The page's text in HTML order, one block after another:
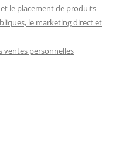
le placement de produits
le marketing direct et
ventes personnelles